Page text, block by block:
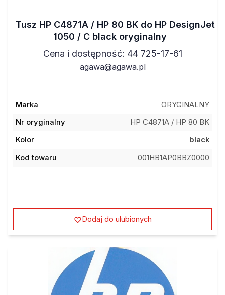
Tusz HP C4871A / HP 80 BK do HP DesignJet
1050 / C black oryginalny
Cena i dostępność: 44 725-17-61
agawa@agawa.pl
Marka
ORYGINALNY
Nr oryginalny
HP C4871A / HP 80 BK
Kolor
black
Kod towaru
001HB1AP0BBZ0000
Dodaj do ulubionych